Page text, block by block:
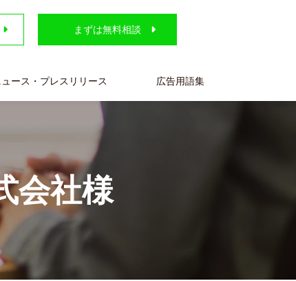
まずは無料相談
ュース・プレスリリース 広告用語集
会社様